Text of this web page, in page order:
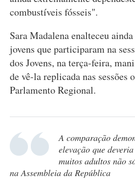
combustíveis fósseis".
Sara Madalena enalteceu
jovens que participaram na
dos Jovens, na terça-feira,
de vê-la replicada nas sessões
Parlamento Regional.
A comparação
elevação que
muitos adultos não
na Assembleia da República